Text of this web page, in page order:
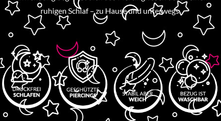
ruhigen Schlaf – zu Hause und unterwegs.